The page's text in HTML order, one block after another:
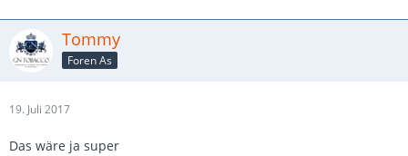
Tommy
Foren As
19. Juli 2017
Das wäre ja super